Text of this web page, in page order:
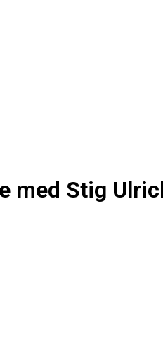
med Stig